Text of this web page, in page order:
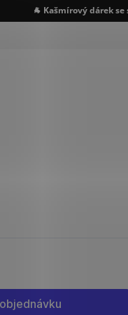
🐐 Kašmírový dárek